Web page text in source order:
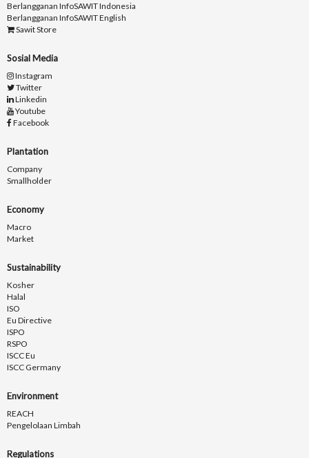
Berlangganan InfoSAWIT Indonesia
Berlangganan InfoSAWIT English
Sawit Store
Sosial Media
Instagram
Twitter
Linkedin
Youtube
Facebook
Plantation
Company
Smallholder
Economy
Macro
Market
Sustainability
Kosher
Halal
ISO
Eu Directive
ISPO
RSPO
ISCC Eu
ISCC Germany
Environment
REACH
Pengelolaan Limbah
Regulations